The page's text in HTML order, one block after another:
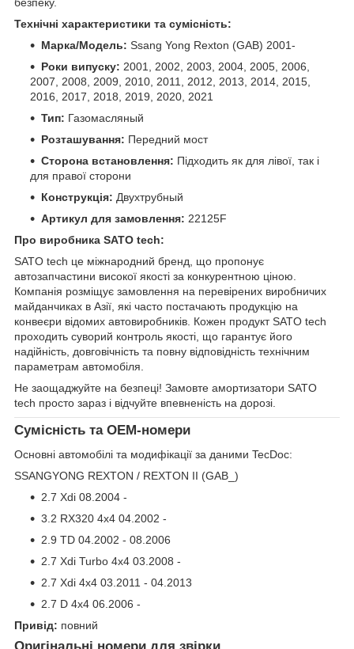
Технічні характеристики та сумісність:
Марка/Модель: Ssang Yong Rexton (GAB) 2001-
Роки випуску: 2001, 2002, 2003, 2004, 2005, 2006,
2007, 2008, 2009, 2010, 2011, 2012, 2013, 2014, 2015,
2016, 2017, 2018, 2019, 2020, 2021
Тип: Газомасляный
Розташування: Передний мост
Сторона встановлення: Підходить як для лівої, так і
для правої сторони
Конструкція: Двухтрубный
Артикул для замовлення: 22125F
Про виробника SATO tech:
SATO tech це міжнародний бренд, що пропонує
автозапчастини високої якості за конкурентною ціною.
Компанія розміщує замовлення на перевірених виробничих
майданчиках в Азії, які часто постачають продукцію на
конвеєри відомих автовиробників. Кожен продукт SATO tech
проходить суворий контроль якості, що гарантує його
надійність, довговічність та повну відповідність технічним
параметрам автомобіля.
Не заощаджуйте на безпеці! Замовте амортизатори SATO
tech просто зараз і відчуйте впевненість на дорозі.
Сумісність та OEM-номери
Основні автомобілі та модифікації за даними TecDoc:
SSANGYONG REXTON / REXTON II (GAB_)
2.7 Xdi 08.2004 -
3.2 RX320 4x4 04.2002 -
2.9 TD 04.2002 - 08.2006
2.7 Xdi Turbo 4x4 03.2008 -
2.7 Xdi 4x4 03.2011 - 04.2013
2.7 D 4x4 06.2006 -
Привід: повний
Оригінальні номери для звірки